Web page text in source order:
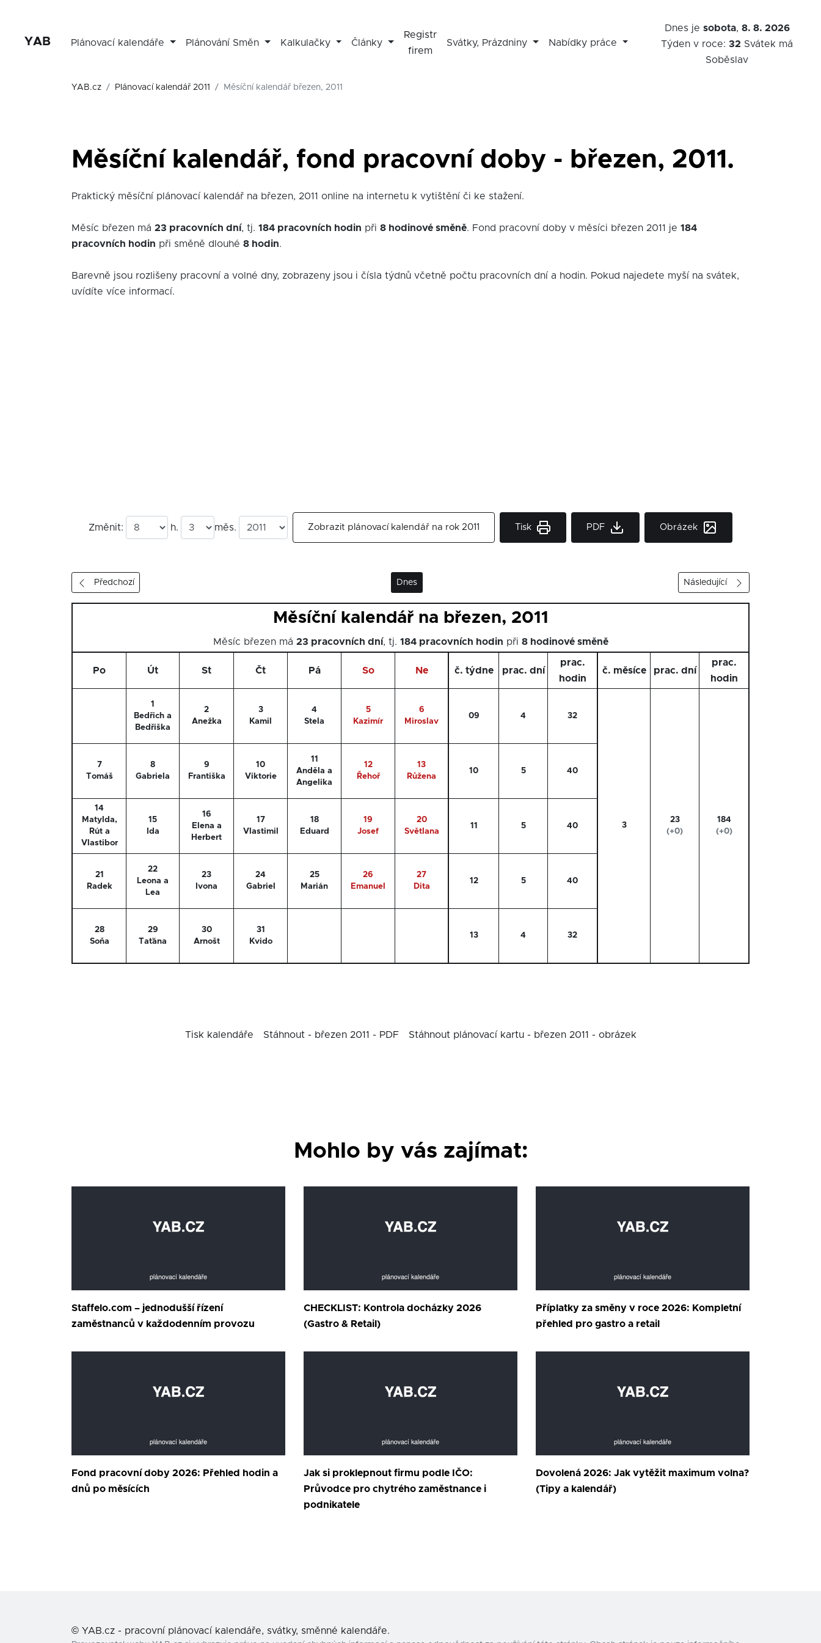
YAB Plánovací kalendáře Plánování Směn Kalkulačky Články
Registr
firem
Svátky, Prázdniny Nabídky práce
Dnes je sobota, 8. 8. 2026
Týden v roce:32 Svátek má
Soběslav
YAB.cz Plánovací kalendář 2011 Měsíční kalendář březen, 2011
Měsíční kalendář, fond pracovní doby - březen, 2011.
Praktický měsíční plánovací kalendář na březen, 2011 online na internetu k vytištění či ke stažení.
Měsíc březen má 23 pracovních dní, tj. 184 pracovních hodin při 8 hodinové směně. Fond pracovní doby v měsíci březen 2011 je 184
pracovních hodin při směně dlouhé 8 hodin.
Barevně jsou rozlišeny pracovní a volné dny, zobrazeny jsou i čísla týdnů včetně počtu pracovních dní a hodin. Pokud najedete myší na svátek,
uvídíte více informací.
Změnit: h. měs. Zobrazit plánovací kalendář na rok 2011 Tisk PDF Obrázek
Předchozí Dnes Následující
Měsíční kalendář na březen, 2011
Měsíc březen má 23 pracovních dní, tj. 184 pracovních hodin při 8 hodinové směně
Po Út St Čt Pá So Ne č. týdne prac. dní
prac.
hodin
č. měsíce prac. dní
prac.
hodin
1
Bedřich a
Bedřiška
2
Anežka
3
Kamil
4
Stela
5
Kazimír
6
Miroslav
09 4 32
3
23
(+0)
184
(+0)
7
Tomáš
8
Gabriela
9
Františka
10
Viktorie
11
Anděla a
Angelika
12
Řehoř
13
Růžena
10 5 40
14
Matylda,
Rút a
Vlastibor
15
Ida
16
Elena a
Herbert
17
Vlastimil
18
Eduard
19
Josef
20
Světlana
11 5 40
21
Radek
22
Leona a
Lea
23
Ivona
24
Gabriel
25
Marián
26
Emanuel
27
Dita
12 5 40
28
Soňa
29
Taťána
30
Arnošt
31
Kvido
13 4 32
Tisk kalendáře Stáhnout - březen 2011 - PDF Stáhnout plánovací kartu - březen 2011 - obrázek
Mohlo by vás zajímat:
Staffelo.com – jednodušší řízení
zaměstnanců v každodenním provozu
CHECKLIST: Kontrola docházky 2026
(Gastro & Retail)
Příplatky za směny v roce 2026: Kompletní
přehled pro gastro a retail
Fond pracovní doby 2026: Přehled hodin a
dnů po měsících
Jak si proklepnout firmu podle IČO:
Průvodce pro chytrého zaměstnance i
podnikatele
Dovolená 2026: Jak vytěžit maximum volna?
(Tipy a kalendář)
© YAB.cz - pracovní plánovací kalendáře, svátky, směnné kalendáře.